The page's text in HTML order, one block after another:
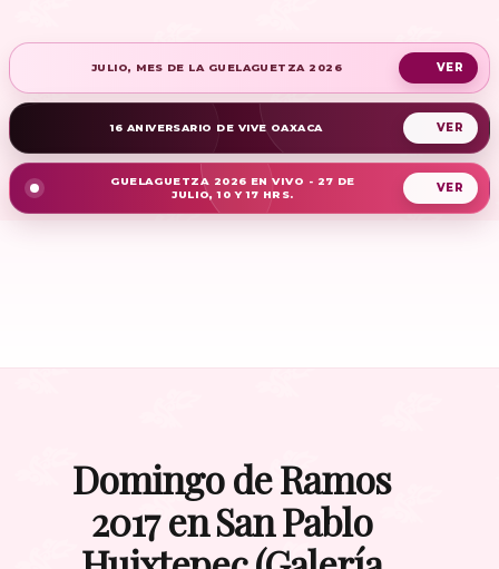
JULIO, MES DE LA GUELAGUETZA 2026
16 ANIVERSARIO DE VIVE OAXACA
GUELAGUETZA 2026 EN VIVO - 27 DE
JULIO, 10 Y 17 HRS.
Domingo de Ramos
2017 en San Pablo